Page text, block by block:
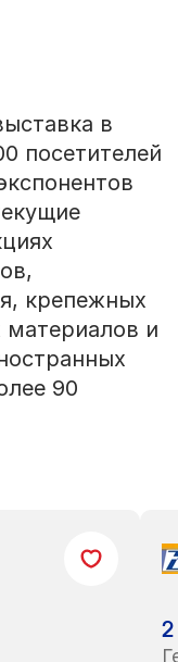
в
посетителей
крепежных
материалов и
90